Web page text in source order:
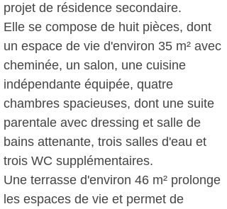
projet de résidence secondaire.
Elle se compose de huit pièces, dont
un espace de vie d'environ 35 m² avec
cheminée, un salon, une cuisine
indépendante équipée, quatre
chambres spacieuses, dont une suite
parentale avec dressing et salle de
bains attenante, trois salles d'eau et
trois WC supplémentaires.
Une terrasse d'environ 46 m² prolonge
les espaces de vie et permet de